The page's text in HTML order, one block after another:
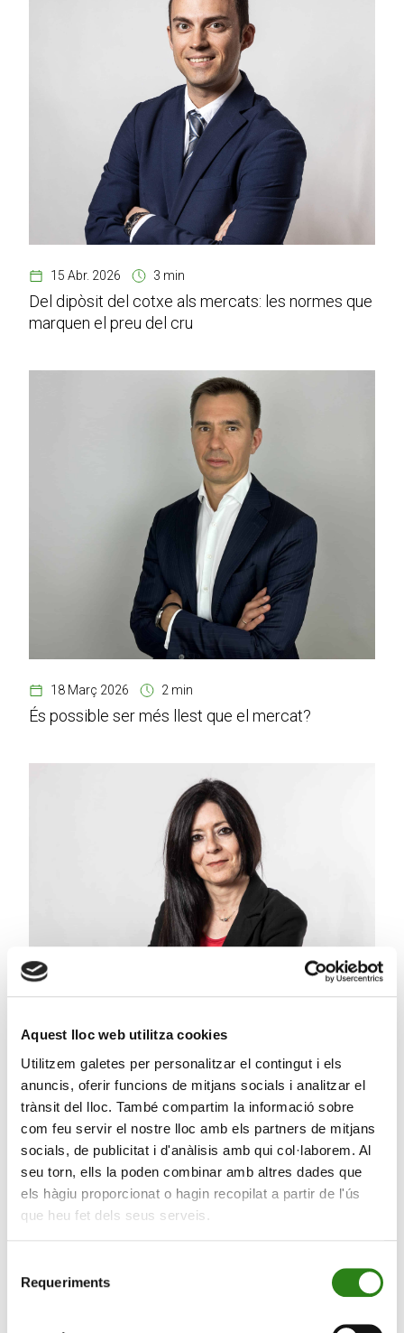
Aquest lloc web utilitza cookies
Utilitzem galetes per personalitzar el contingut i els
anuncis, oferir funcions de mitjans socials i analitzar el
trànsit del lloc. També compartim la informació sobre
com feu servir el nostre lloc amb els partners de mitjans
socials, de publicitat i d'anàlisis amb qui col·laborem. Al
seu torn, ells la poden combinar amb altres dades que
els hàgiu proporcionat o hagin recopilat a partir de l'ús
que heu fet dels seus serveis.
Requeriments
15 Abr. 2026 3 min
Del dipòsit del cotxe als mercats: les normes que
marquen el preu del cru
18 Març 2026 2 min
És possible ser més llest que el mercat?
12 Febr. 2026 3 min
La fi del diner barat japonès: adeu al ‘carry trade’?